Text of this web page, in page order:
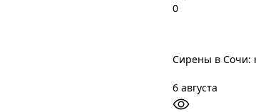
0
Сирены в Сочи:
6 августа